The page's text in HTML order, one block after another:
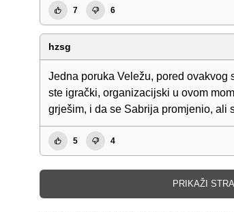
7 6
hzsg
Jedna poruka Veležu, pored ovakvog
ste igrački, organizacijski u ovom
grješim, i da se Sabrija promjenio, ali
5 4
PRIKAŽI